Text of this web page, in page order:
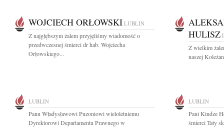
WOJCIECH ORŁOWSKI LUBLIN
Z najgłębszym żalem przyjęliśmy wiadomość o
przedwczesnej śmierci dr hab. Wojciecha
Orłowskiego...
HULISZ
Z wielkim
naszej
LUBLIN
Panu Władysławowi Puzoniowi wieloletniemu
Dyrektorowi Departamentu Prawnego w
LUBLIN
Pani Kindze
śmierci Taty